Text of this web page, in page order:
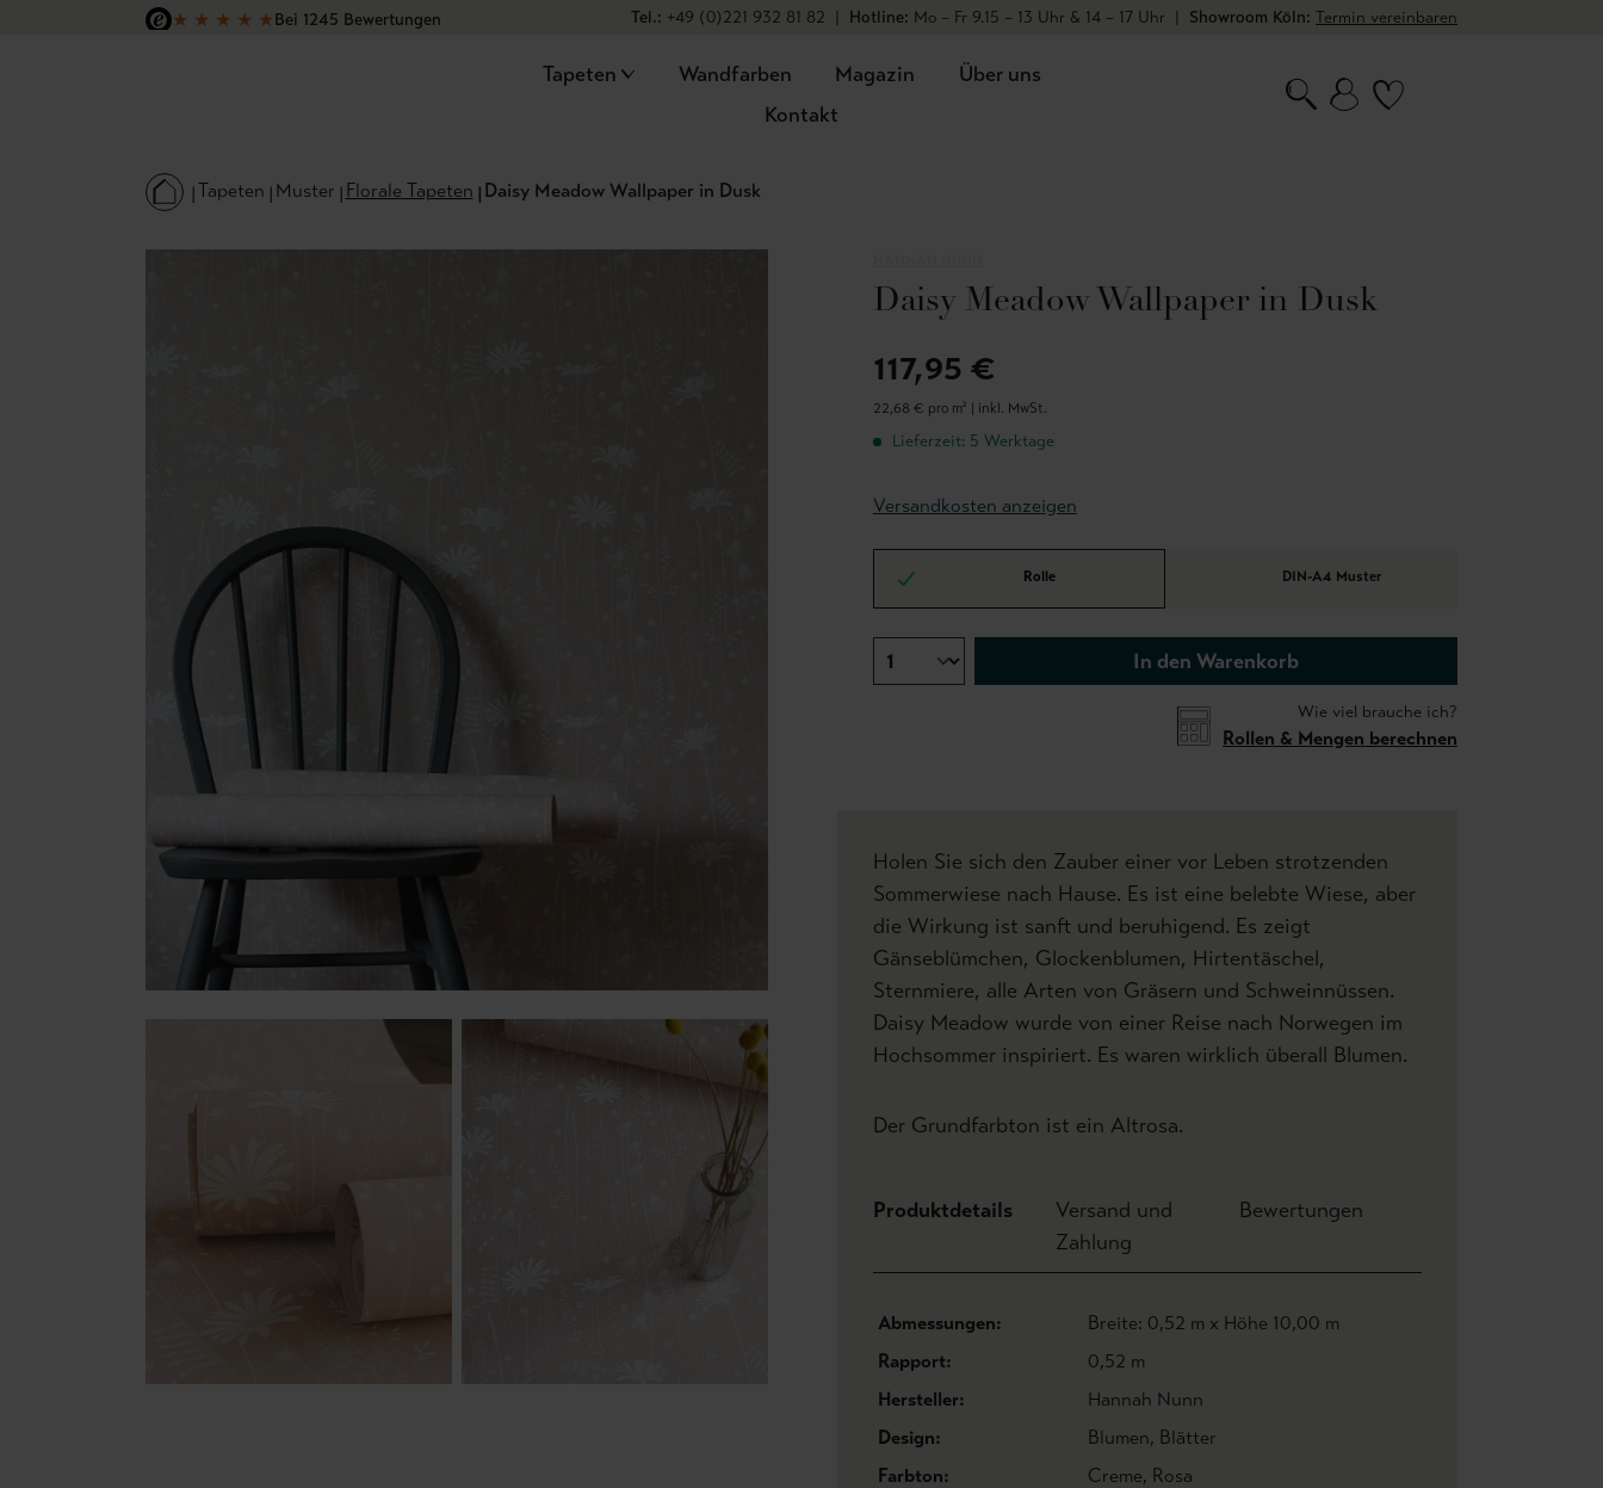
Hauptinhalt springen
Zur Suche springen
Zur Hauptnavigation springen
★ ★ ★ ★ ★Bei 1245 Bewertungen
Tel.: +49 (0)221 932 81 82 | Hotline: Mo – Fr 9.15 – 13 Uhr & 14 – 17 Uhr | Showroom Köln: Termin vereinbaren
Tapeten Wandfarben Magazin
Über uns
Kontakt
Tapeten Muster Florale Tapeten Daisy Meadow Wallpaper in Dusk
Daisy Meadow Wallpaper in Dusk
117,95 €
22,68 € pro m² | inkl. MwSt.
Lieferzeit: 5 Werktage
Versandkosten anzeigen
Rolle DIN-A4 Muster
In den Warenkorb
Wie viel brauche ich?
Rollen & Mengen berechnen
Holen Sie sich den Zauber einer vor Leben strotzenden
Sommerwiese nach Hause. Es ist eine belebte Wiese, aber
die Wirkung ist sanft und beruhigend. Es zeigt
Gänseblümchen, Glockenblumen, Hirtentäschel,
Sternmiere, alle Arten von Gräsern und Schweinnüssen.
Daisy Meadow wurde von einer Reise nach Norwegen im
Hochsommer inspiriert. Es waren wirklich überall Blumen.
Der Grundfarbton ist ein Altrosa.
Produktdetails
Versand und
Zahlung
Bewertungen
Abmessungen:
Breite: 0,52 m x Höhe 10,00 m
Rapport:
0,52 m
Hersteller:
Hannah Nunn
Design:
Blumen, Blätter
Farbton:
Creme, Rosa